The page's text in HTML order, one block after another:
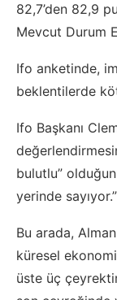
82,7’den 82,9
Mevcut Durum
Ifo anketinde,
beklentilerde
Ifo Başkanı
bulutlu”
yerinde
Bu arada,
küresel
üste üç